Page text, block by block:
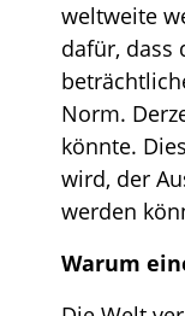
weltweite
dafür, dass
Norm.
könnte.
wird, der
werden
Warum